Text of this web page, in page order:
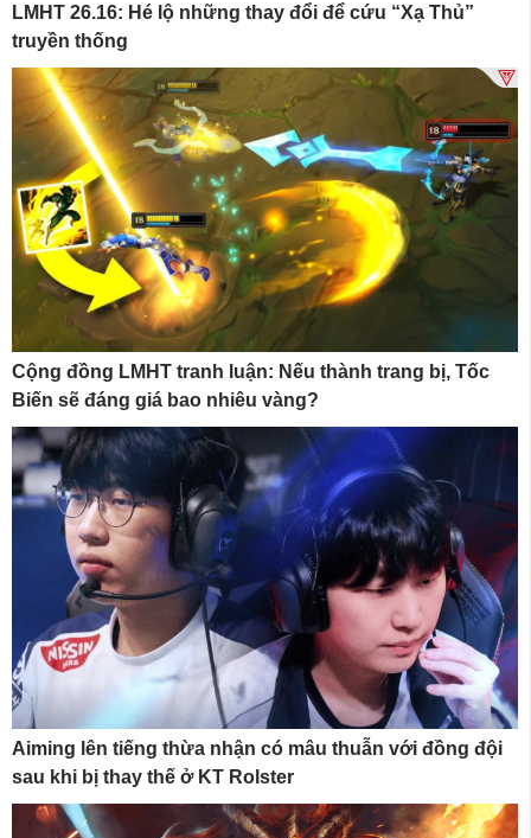
LMHT 26.16: Hé lộ những thay đổi để cứu “Xạ Thủ”
truyền thống
Cộng đồng LMHT tranh luận: Nếu thành trang bị, Tốc
Biến sẽ đáng giá bao nhiêu vàng?
Aiming lên tiếng thừa nhận có mâu thuẫn với đồng đội
sau khi bị thay thế ở KT Rolster